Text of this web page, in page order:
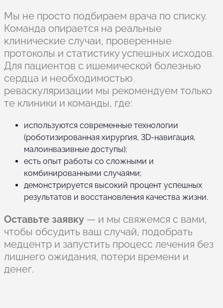
Мы не просто подбираем врача по списку.
Команда опирается на реальные
клинические случаи, проверенные
протоколы и статистику успешных исходов.
Для пациентов с ишемической болезнью
сердца и необходимостью
реваскуляризации мы рекомендуем только
те клиники и команды, где:
используются современные технологии
(роботизированная хирургия, 3D-навигация,
малоинвазивные доступы);
есть опыт работы со сложными и
комбинированными случаями;
демонстрируется высокий процент успешных
результатов и восстановления качества жизни.
Оставьте заявку — и мы свяжемся с вами,
чтобы обсудить ваш случай, подобрать
медцентр и запустить процесс лечения без
лишнего ожидания, потери времени и
денег.